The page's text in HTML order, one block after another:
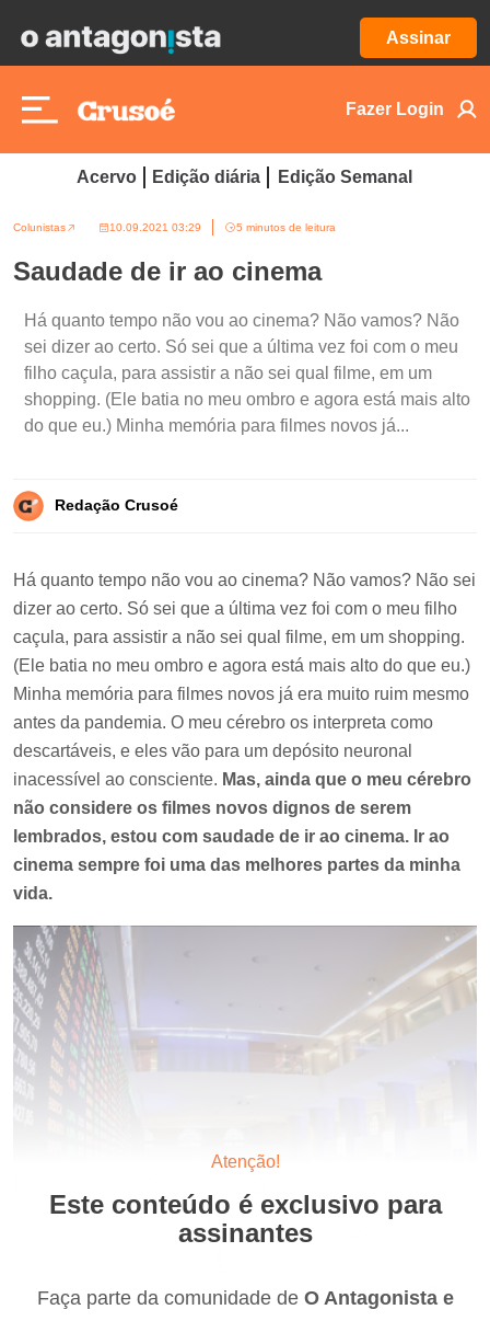
Assinar
Fazer Login
Acervo Edição diária Edição Semanal
Colunistas 10.09.2021 03:29 5 minutos de leitura
Saudade de ir ao cinema
Há quanto tempo não vou ao cinema? Não vamos? Não
sei dizer ao certo. Só sei que a última vez foi com o meu
filho caçula, para assistir a não sei qual filme, em um
shopping. (Ele batia no meu ombro e agora está mais alto
do que eu.) Minha memória para filmes novos já...
Redação Crusoé
Atenção!
Este conteúdo é exclusivo para
assinantes
Faça parte da comunidade de O Antagonista e
Há quanto tempo não vou ao cinema? Não vamos? Não sei
dizer ao certo. Só sei que a última vez foi com o meu filho
caçula, para assistir a não sei qual filme, em um shopping.
(Ele batia no meu ombro e agora está mais alto do que eu.)
Minha memória para filmes novos já era muito ruim mesmo
antes da pandemia. O meu cérebro os interpreta como
descartáveis, e eles vão para um depósito neuronal
inacessível ao consciente. Mas, ainda que o meu cérebro
não considere os filmes novos dignos de serem
lembrados, estou com saudade de ir ao cinema. Ir ao
cinema sempre foi uma das melhores partes da minha
vida.